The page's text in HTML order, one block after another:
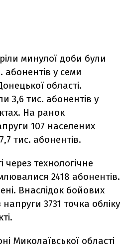
минулої доби були
абонентів у семи
області.
3,6 тис. абонентів у
На ранок
107 населених
тис. абонентів.
через технологічне
2418 абонентів.
Внаслідок бойових
3731 точка обліку
Миколаївської області